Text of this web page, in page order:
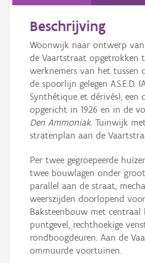
Persoon of collectief
Downloads
Hergebruik
Aanmelden
Beschrijving
Woonwijk naar ontwerp
de Vaartstraat opgetrokken
werknemers van het tussen
de spoorlijn gelegen A.S.E.D.
Synthétique et dérivés), een
opgericht in 1926 en in de
Den Ammoniak. Tuinwijk
stratenplan aan de
Per twee gegroepeerde
twee bouwlagen onder
parallel aan de straat,
weerszijden doorlopend
Baksteenbouw met centraal
puntgevel, rechthoekige
rondboogdeuren. Aan de
ommuurde voortuinen.